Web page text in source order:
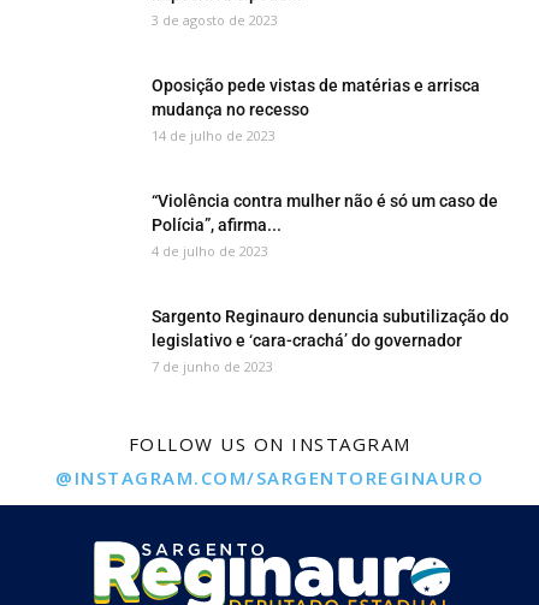
3 de agosto de 2023
Oposição pede vistas de matérias e arrisca
mudança no recesso
14 de julho de 2023
“Violência contra mulher não é só um caso de
Polícia”, afirma...
4 de julho de 2023
Sargento Reginauro denuncia subutilização do
legislativo e ‘cara-crachá’ do governador
7 de junho de 2023
FOLLOW US ON INSTAGRAM
@INSTAGRAM.COM/SARGENTOREGINAURO